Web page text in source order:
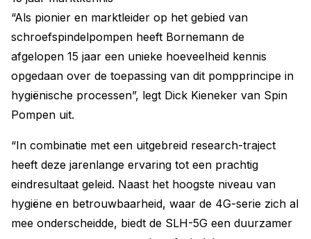
“Als pionier en marktleider op het gebied van
schroefspindelpompen heeft Bornemann de
afgelopen 15 jaar een unieke hoeveelheid kennis
opgedaan over de toepassing van dit pompprincipe in
hygiënische processen”, legt Dick Kieneker van Spin
Pompen uit.
“In combinatie met een uitgebreid research-traject
heeft deze jarenlange ervaring tot een prachtig
eindresultaat geleid. Naast het hoogste niveau van
hygiëne en betrouwbaarheid, waar de 4G-serie zich al
mee onderscheidde, biedt de SLH-5G een duurzamer